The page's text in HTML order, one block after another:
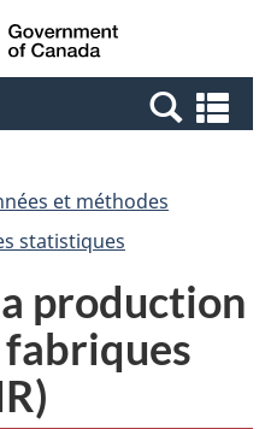
Passer
au
Passer
à
Canada
et
et méthodes
statistiques
production